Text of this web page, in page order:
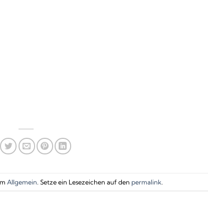
Allgemein . Setze ein Lesezeichen auf den permalink